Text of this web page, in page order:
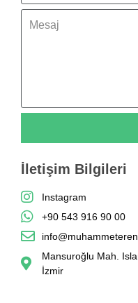
İletişim Bilgileri
Instagram
+90 543 916 90 00
Mansuroğlu Mah.
İzmir